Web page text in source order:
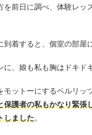
を前日に調べ、体験レッ
着すると、個室の部屋
、娘も私も胸はドキド
ットーにするベルリッ
護者の私もかなり緊張
しました。